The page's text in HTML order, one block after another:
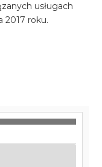
usługach
2017 roku.